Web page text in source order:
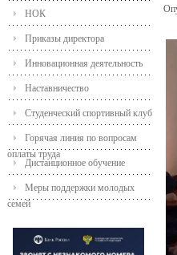
НОК
Приказы директора
Инновационная деятельность
Наставничество
Студенческий спортивный клуб
Горячая линия по вопросам
оплаты труда
Дистанционное обучение
Меры поддержки молодых
семей